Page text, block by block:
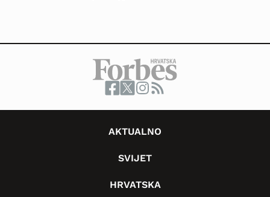
AKTUALNO
SVIJET
HRVATSKA